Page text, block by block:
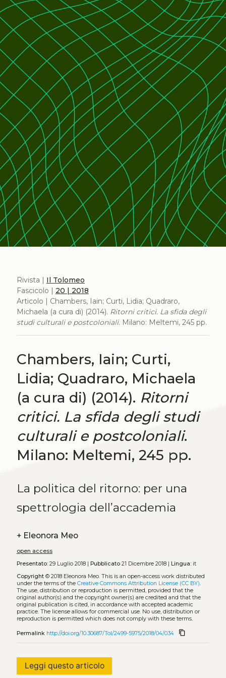
Rivista | Il Tolomeo
Fascicolo | 20 | 2018
Articolo | Chambers, Iain; Curti, Lidia; Quadraro,
Michaela (a cura di) (2014). Ritorni critici. La sfida degli
studi culturali e postcoloniali. Milano: Meltemi, 245 pp.
Chambers, Iain; Curti,
Lidia; Quadraro, Michaela
(a cura di) (2014). Ritorni
critici. La sfida degli studi
culturali e postcoloniali.
Milano: Meltemi, 245 pp.
La politica del ritorno: per una
spettrologia dell’accademia
+ Eleonora Meo
open access
Presentato:29 Luglio 2018 | Pubblicato21 Dicembre 2018 | Lingua:it
Copyright© 2018 Eleonora Meo. This is an open-access work distributed
under the terms of the Creative Commons Attribution License (CC BY).
The use, distribution or reproduction is permitted, provided that the
original author(s) and the copyright owner(s) are credited and that the
original publication is cited, in accordance with accepted academic
practice. The license allows for commercial use. No use, distribution or
reproduction is permitted which does not comply with these terms.
Permalink http://doi.org/10.30687/Tol/2499-5975/2018/04/034 content_copy
Leggi questo articolo